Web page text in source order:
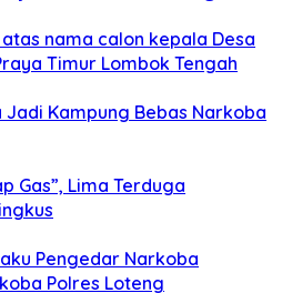
nama calon kepala Desa
Timur Lombok Tengah
Jadi ‎Kampung Bebas Narkoba
Gas”, Lima Terduga
Pengedar Narkoba
Polres Loteng